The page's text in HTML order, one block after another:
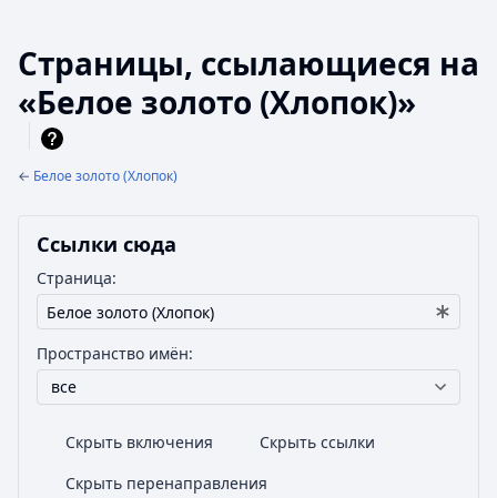
Страницы, ссылающиеся на
«Белое золото (Хлопок)»
← Белое золото (Хлопок)
Ссылки сюда
Страница:
Пространство имён:
все
Скрыть включения
Скрыть ссылки
Скрыть перенаправления